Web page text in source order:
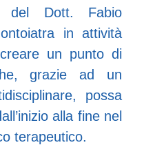
del Dott. Fabio
in attività
un punto di
grazie ad un
possa
alla fine nel
terapeutico.